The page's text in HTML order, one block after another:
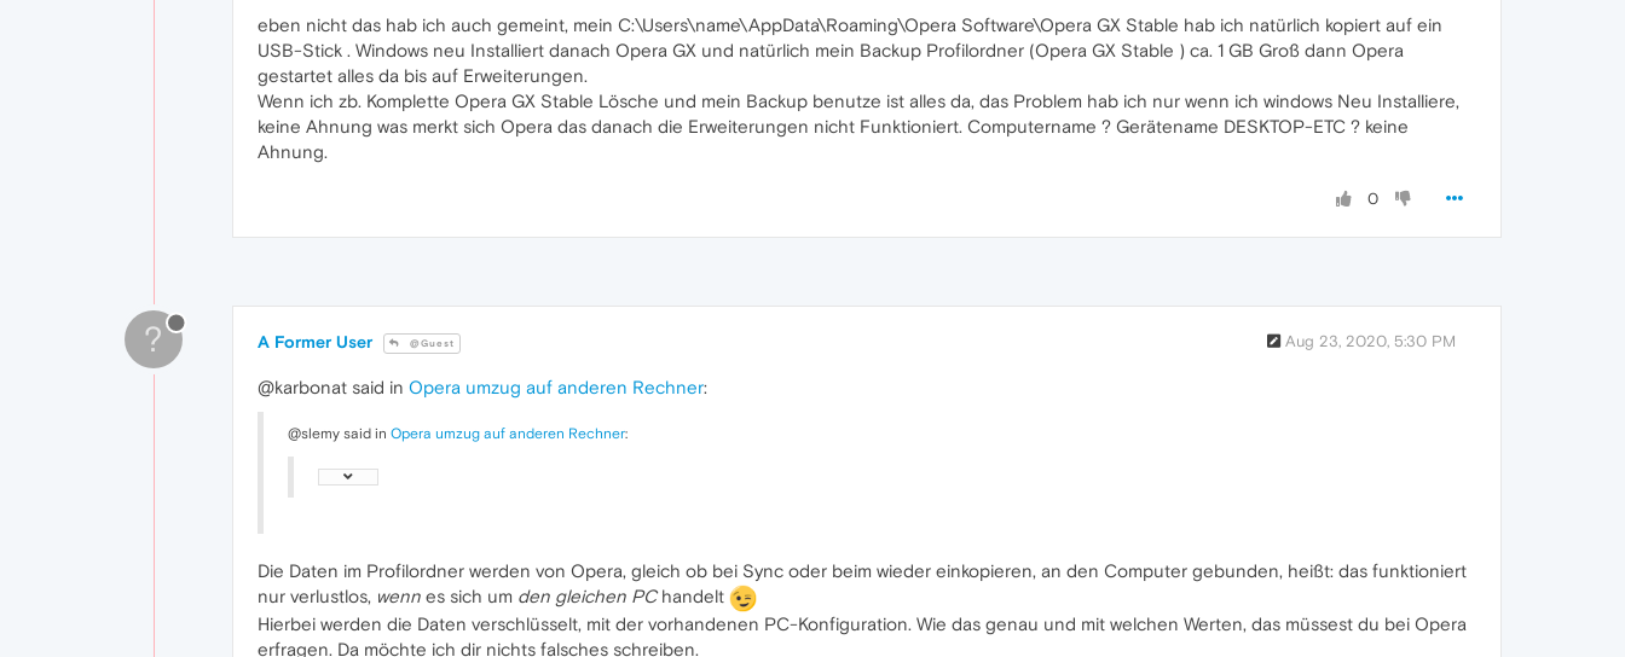
eben nicht das hab ich auch gemeint, mein C:\Users\name\AppData\Roaming\Opera Software\Opera GX Stable hab ich natürlich kopiert auf ein
USB-Stick . Windows neu Installiert danach Opera GX und natürlich mein Backup Profilordner (Opera GX Stable ) ca. 1 GB Groß dann Opera
gestartet alles da bis auf Erweiterungen.
Wenn ich zb. Komplette Opera GX Stable Lösche und mein Backup benutze ist alles da, das Problem hab ich nur wenn ich windows Neu Installiere,
keine Ahnung was merkt sich Opera das danach die Erweiterungen nicht Funktioniert. Computername ? Gerätename DESKTOP-ETC ? keine
Ahnung.
0
? A Former User @Guest Aug 23, 2020, 5:30 PM
@karbonat said in Opera umzug auf anderen Rechner:
@slemy said in Opera umzug auf anderen Rechner:
Die Daten im Profilordner werden von Opera, gleich ob bei Sync oder beim wieder einkopieren, an den Computer gebunden, heißt: das funktioniert
nur verlustlos, wenn es sich um den gleichen PChandelt
Hierbei werden die Daten verschlüsselt, mit der vorhandenen PC-Konfiguration. Wie das genau und mit welchen Werten, das müssest du bei Opera
erfragen. Da möchte ich dir nichts falsches schreiben.